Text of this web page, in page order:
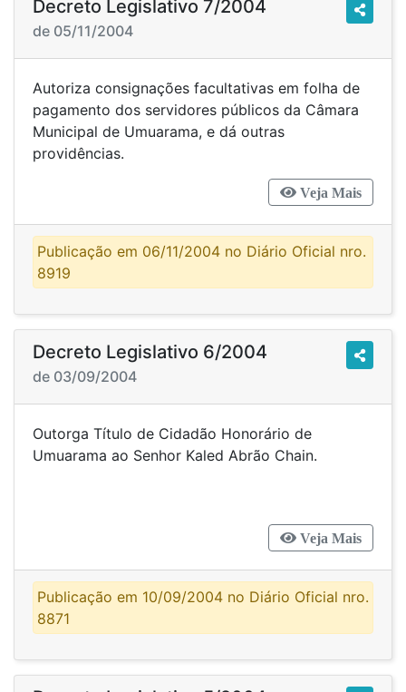
Decreto Legislativo 7/2004
de 05/11/2004
Autoriza consignações facultativas em folha de
pagamento dos servidores públicos da Câmara
Municipal de Umuarama, e dá outras
providências.
Veja Mais
Publicação em 06/11/2004 no Diário Oficial nro.
8919
Decreto Legislativo 6/2004
de 03/09/2004
Outorga Título de Cidadão Honorário de
Umuarama ao Senhor Kaled Abrão Chain.
Veja Mais
Publicação em 10/09/2004 no Diário Oficial nro.
8871